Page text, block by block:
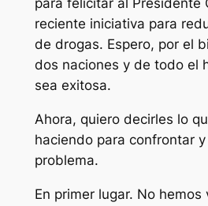
para felicitar al Presidente
reciente iniciativa para
de drogas. Espero, por el
dos naciones y de todo el
sea exitosa.
Ahora, quiero decirles lo
haciendo para confrontar
problema.
En primer lugar. No hemos